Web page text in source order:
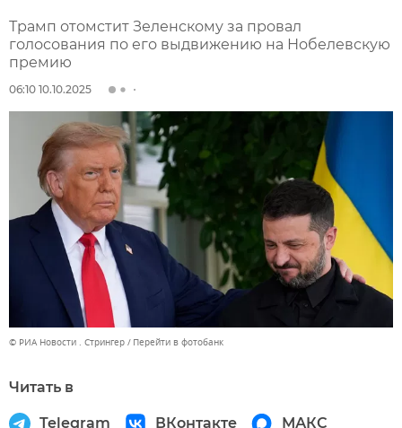
Трамп отомстит Зеленскому за провал
голосования по его выдвижению на Нобелевскую
премию
06:10 10.10.2025
© РИА Новости . Стрингер Перейти в фотобанк
Читать в
Telegram ВКонтакте МАКС